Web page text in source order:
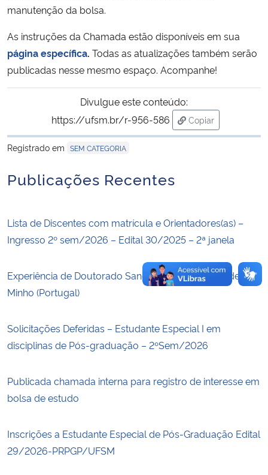
Secretaria de Governo
Gabinete de Segurança Institucional
Advocacia-Geral da União
Banco Central do Brasil
Planalto
manutenção da bolsa.
As instruções da Chamada estão disponíveis em sua
página específica. Todas as atualizações também serão
publicadas nesse mesmo espaço. Acompanhe!
Divulgue este conteúdo:
https://ufsm.br/r-956-586
Copiar
para área de
Registrado em SEM CATEGORIA
Publicações Recentes
Lista de Discentes com matrícula e Orientadores(as) –
Ingresso 2º sem/2026 – Edital 30/2025 – 2ª janela
Experiência de Doutorado Sanduíche – Universidade do
Minho (Portugal)
Solicitações Deferidas – Estudante Especial I em
disciplinas de Pós-graduação – 2ºSem/2026
Publicada chamada interna para registro de interesse em
bolsa de estudo
Inscrições a Estudante Especial de Pós-Graduação Edital
29/2026-PRPGP/UFSM